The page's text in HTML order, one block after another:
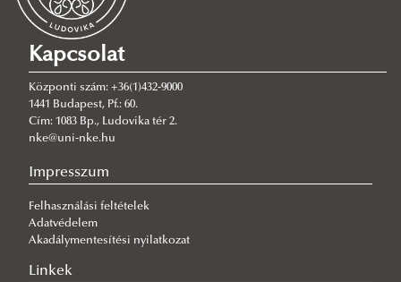
Iparbiztonsági Tanszék
Tűzvédelmi és Mentésirányítási Tanszék
Tűzvédelmi Mérnöki Tanszék
Tűzvédelmi Műszaki Tanszék
Oktatásszervezési Osztály
Doktorandusz hallgatók
Külső óraadók
Együttműködési megállapodások
Elérhetőség
Kapcsolat
Központi szám: +36(1)432-9000
1441 Budapest, Pf.: 60.
Cím: 1083 Bp., Ludovika tér 2.
nke@uni-nke.hu
Impresszum
Felhasználási feltételek
Adatvédelem
Akadálymentesítési nyilatkozat
Linkek